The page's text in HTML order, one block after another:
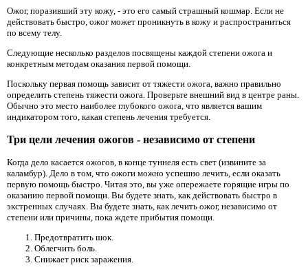
Ожог, поразивший эту кожу, - это его самый страшный кошмар. Если не
действовать быстро, ожог может проникнуть в кожу и распространиться
по всему телу.
Следующие несколько разделов посвящены каждой степени ожога и
конкретным методам оказания первой помощи.
Поскольку первая помощь зависит от тяжести ожога, важно правильно
определить степень тяжести ожога. Проверьте внешний вид в центре раны.
Обычно это место наиболее глубокого ожога, что является вашим
индикатором того, какая степень лечения требуется.
Три цели лечения ожогов - независимо от степени
Когда дело касается ожогов, в конце туннеля есть свет (извините за
каламбур). Дело в том, что ожоги можно успешно лечить, если оказать
первую помощь быстро. Читая это, вы уже опережаете горящие игры по
оказанию первой помощи. Вы будете знать, как действовать быстро в
экстренных случаях. Вы будете знать, как лечить ожог, независимо от
степени или причины, пока ждете прибытия помощи.
Предотвратить шок.
Облегчить боль.
Снижает риск заражения.